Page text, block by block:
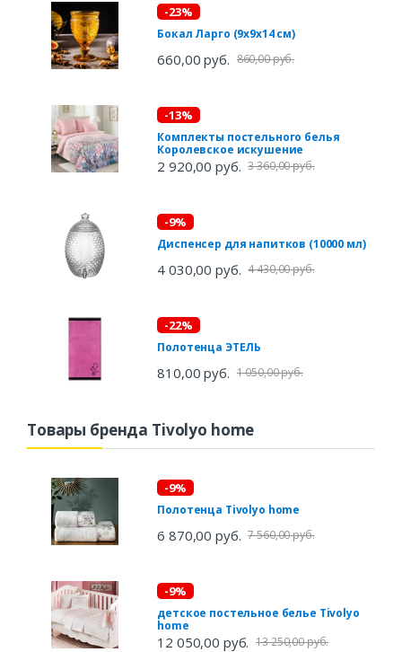
-23%
Бокал Ларго (9х9х14 см)
660,00 руб. 860,00 руб.
-13%
Комплекты постельного белья
Королевское искушение
2 920,00 руб. 3 360,00 руб.
-9%
Диспенсер для напитков (10000 мл)
4 030,00 руб. 4 430,00 руб.
-22%
Полотенца ЭТЕЛЬ
810,00 руб. 1 050,00 руб.
Товары бренда Tivolyo home
-9%
Полотенца Tivolyo home
6 870,00 руб. 7 560,00 руб.
-9%
детское постельное белье Tivolyo
home
12 050,00 руб. 13 250,00 руб.